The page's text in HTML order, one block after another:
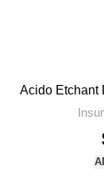
Acido Etchant